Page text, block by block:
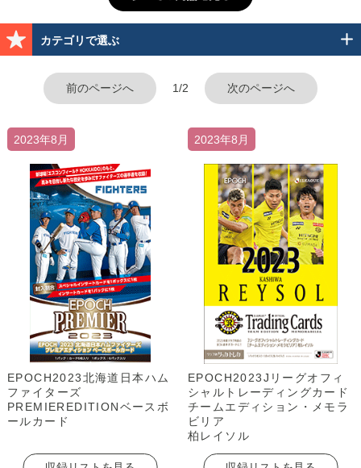
カテゴリで選ぶ
前のページへ 1/2 次のページへ
2023年8月
EPOCH2023北海道日本ハム
ファイターズ
PREMIEREDITIONベースボ
ールカード
2023年8月
EPOCH2023Jリーグオフィ
シャルトレーディングカード
チームエディション・メモラ
ビリア
柏レイソル